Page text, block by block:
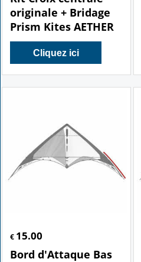
originale + Bridage
Prism Kites AETHER
Cliquez ici
€ 15.00
Bord d'Attaque Bas